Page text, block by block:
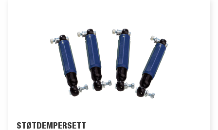
STØTDEMPERSETT